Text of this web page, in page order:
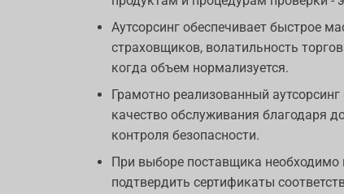
Аутсорсинг обеспечивает быстрое
страховщиков, волатильность
когда объем нормализуется.
Грамотно реализованный
качество обслуживания благодаря
контроля безопасности.
При выборе поставщика необходимо
подтвердить сертификаты